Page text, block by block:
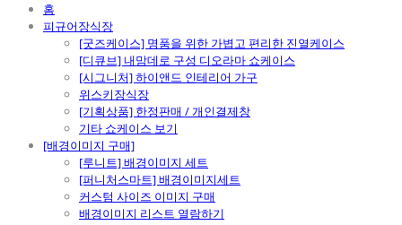
홈
피규어장식장
[굿즈케이스] 명품을 위한 가볍고 편리한 진열케이스
[디큐브] 내맘데로 구성 디오라마 쇼케이스
[시그니처] 하이앤드 인테리어 가구
위스키장식장
[기획상품] 한정판매 / 개인결제창
기타 쇼케이스 보기
[배경이미지 구매]
[루니트] 배경이미지 세트
[퍼니처스마트] 배경이미지세트
커스텀 사이즈 이미지 구매
배경이미지 리스트 열람하기